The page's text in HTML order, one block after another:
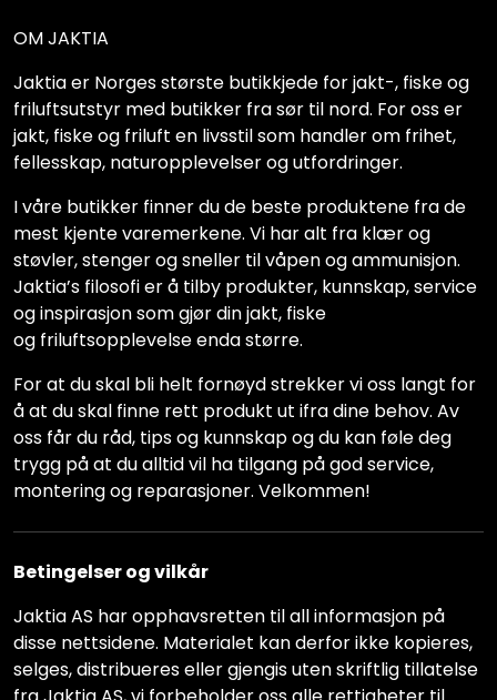
OM JAKTIA
Jaktia er Norges største butikkjede for jakt-, fiske og
friluftsutstyr med butikker fra sør til nord. For oss er
jakt, fiske og friluft en livsstil som handler om frihet,
fellesskap, naturopplevelser og utfordringer.
I våre butikker finner du de beste produktene fra de
mest kjente varemerkene. Vi har alt fra klær og
støvler, stenger og sneller til våpen og ammunisjon.
Jaktia’s filosofi er å tilby produkter, kunnskap, service
og inspirasjon som gjør din jakt, fiske
og friluftsopplevelse enda større.
For at du skal bli helt fornøyd strekker vi oss langt for
å at du skal finne rett produkt ut ifra dine behov. Av
oss får du råd, tips og kunnskap og du kan føle deg
trygg på at du alltid vil ha tilgang på god service,
montering og reparasjoner. Velkommen!
Betingelser og vilkår
Jaktia AS har opphavsretten til all informasjon på
disse nettsidene. Materialet kan derfor ikke kopieres,
selges, distribueres eller gjengis uten skriftlig tillatelse